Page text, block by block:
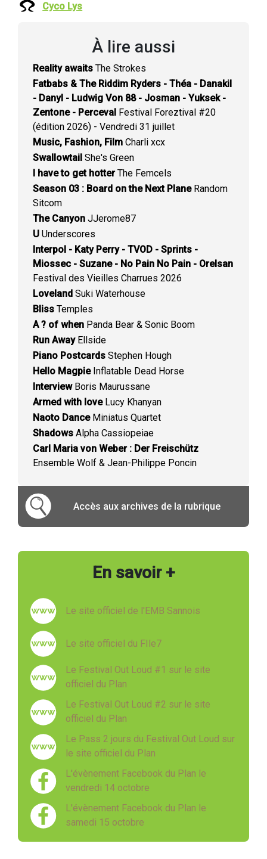
Cyco Lys
À lire aussi
Reality awaits The Strokes
Fatbabs & The Riddim Ryders - Théa - Danakil
- Danyl - Ludwig Von 88 - Josman - Yuksek -
Zentone - Perceval Festival Foreztival #20
(édition 2026) - Vendredi 31 juillet
Music, Fashion, Film Charli xcx
Swallowtail She's Green
I have to get hotterThe Femcels
Season 03 : Board on the Next PlaneRandom
Sitcom
The Canyon JJerome87
U Underscores
Interpol - Katy Perry - TVOD - Sprints -
Miossec - Suzane - No Pain No Pain - Orelsan
Festival des Vieilles Charrues 2026
Loveland Suki Waterhouse
Bliss Temples
A ? of when Panda Bear & Sonic Boom
Run AwayEllside
Piano Postcards Stephen Hough
Hello MagpieInflatable Dead Horse
InterviewBoris Maurussane
Armed with loveLucy Khanyan
Naoto DanceMiniatus Quartet
Shadows Alpha Cassiopeiae
Carl Maria von Weber : Der Freischütz
Ensemble Wolf & Jean-Philippe Poncin
Accès aux archives de la rubrique
En savoir +
Le site officiel de l'EMB Sannois
Le site officiel du FIle7
Le Festival Out Loud #1 sur le site
officiel du Plan
Le Festival Out Loud #2 sur le site
officiel du Plan
Le Pass 2 jours du Festival Out Loud sur
le site officiel du Plan
L'évènement Facebook du Plan le
vendredi 14 octobre
L'évènement Facebook du Plan le
samedi 15 octobre